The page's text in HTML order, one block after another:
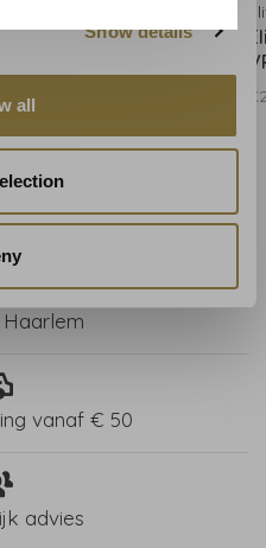
Show details
all
Elitis Eldorado Isola
€271,00
vanaf € 50
advies